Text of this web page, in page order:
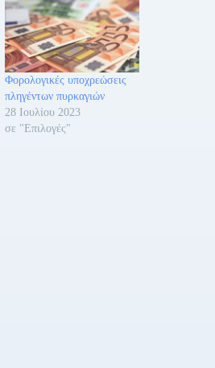
Φορολογικές υποχρεώσεις
πληγέντων πυρκαγιών
28 Ιουλίου 2023
σε "Επιλογές"